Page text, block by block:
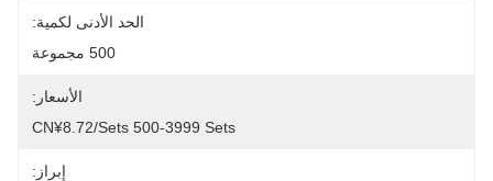
الحد الأدنى لكمية:
500 مجموعة
الأسعار:
CN¥8.72/sets 500-3999 Sets
إبراز: